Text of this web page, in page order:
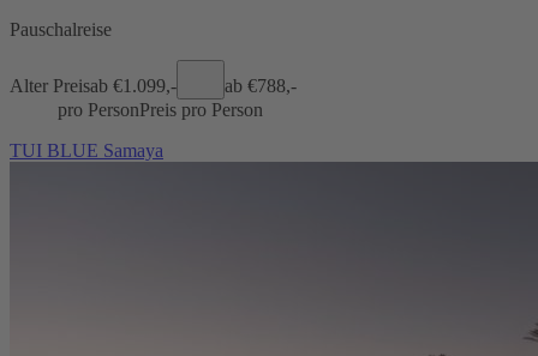
Pauschalreise
Alter Preisab €1.099,- ab €788,-
pro PersonPreis pro Person
TUI BLUE Samaya